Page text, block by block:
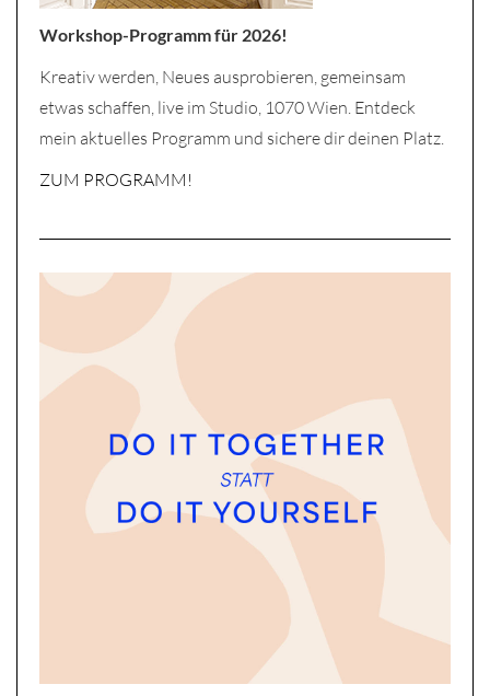
Workshop-Programm für 2026!
Kreativ werden, Neues ausprobieren, gemeinsam
etwas schaffen, live im Studio, 1070 Wien. Entdeck
mein aktuelles Programm und sichere dir deinen Platz.
ZUM PROGRAMM!